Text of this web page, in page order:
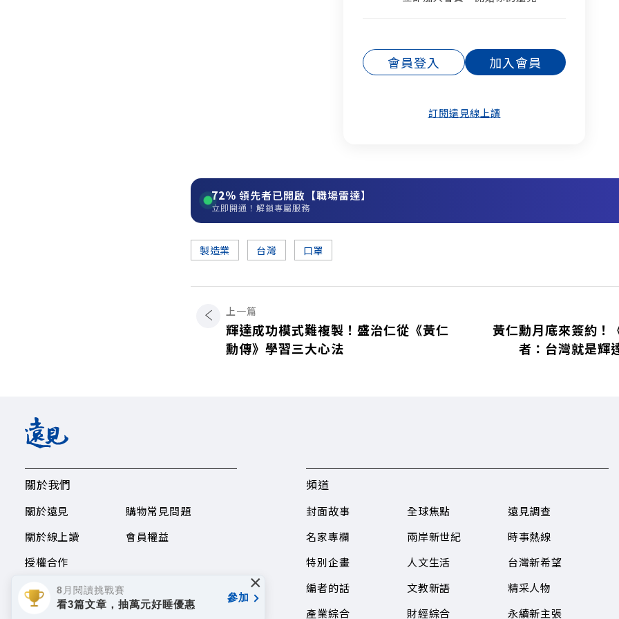
會員登入 加入會員
訂閱遠見線上讀
72% 領先者已開啟【職場雷達】
立即開通！解鎖專屬服務
製造業 台灣 口罩
上一篇
輝達成功模式難複製！盛治仁從《黃仁
勳傳》學習三大心法
黃仁勳月底來簽約！
者：台灣就是輝
關於我們
關於遠見
關於線上讀
授權合作
購物常見問題
會員權益
頻道
封面故事
名家專欄
特別企畫
編者的話
產業綜合
全球焦點
兩岸新世紀
人文生活
文教新語
財經綜合
遠見調查
時事熱線
台灣新希望
精采人物
永續新主張
8月閱讀挑戰賽
看3篇文章，抽萬元好睡優惠
參加
×